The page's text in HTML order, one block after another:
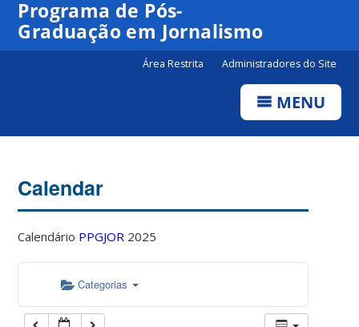
Programa de Pós-
Graduação em Jornalismo
Área Restrita Administradores do Site
MENU
Calendar
Calendário PPGJOR 2025
Categorias
04:00
05:00